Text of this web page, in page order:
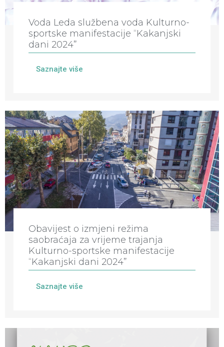
Voda Leda službena voda Kulturno-
sportske manifestacije “Kakanjski
dani 2024”
Saznajte više
Obavijest o izmjeni režima
saobraćaja za vrijeme trajanja
Kulturno-sportske manifestacije
“Kakanjski dani 2024”
Saznajte više